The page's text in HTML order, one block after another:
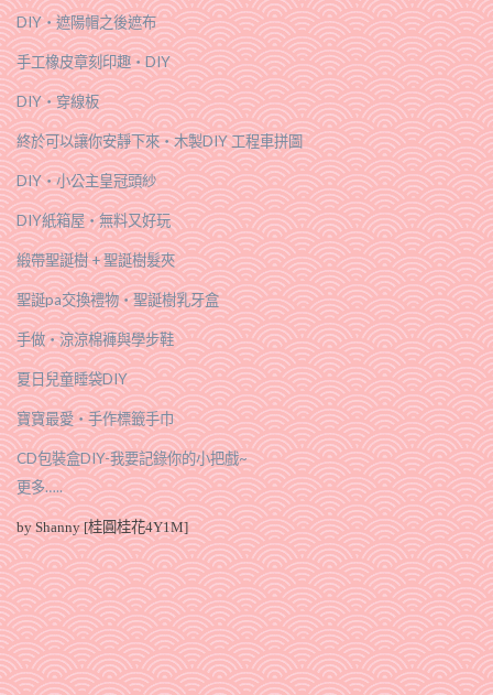
DIY‧遮陽帽之後遮布
手工橡皮章刻印趣‧DIY
DIY‧穿線板
終於可以讓你安靜下來‧木製DIY 工程車拼圖
DIY‧小公主皇冠頭紗
DIY紙箱屋‧無料又好玩
緞帶聖誕樹 + 聖誕樹髮夾
聖誕pa交換禮物‧聖誕樹乳牙盒
手做‧涼涼棉褲與學步鞋
夏日兒童睡袋DIY
寶寶最愛‧手作標籤手巾
CD包裝盒DIY-我要記錄你的小把戲~
更多…..
by Shanny [桂圓桂花4Y1M]